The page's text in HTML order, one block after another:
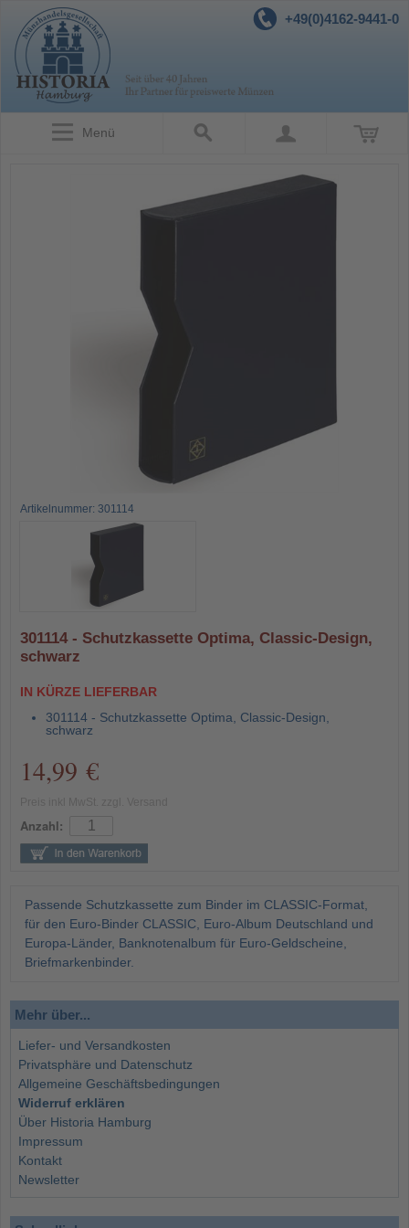
+49(0)4162-9441-0
Menü
Artikelnummer: 301114
301114 - Schutzkassette Optima, Classic-Design,
schwarz
IN KÜRZE LIEFERBAR
301114 - Schutzkassette Optima, Classic-Design,
schwarz
14,99 €
Anzahl:
Passende Schutzkassette zum Binder im CLASSIC-Format,
für den Euro-Binder CLASSIC, Euro-Album Deutschland und
Europa-Länder, Banknotenalbum für Euro-Geldscheine,
Briefmarkenbinder.
Mehr über...
Liefer- und Versandkosten
Privatsphäre und Datenschutz
Allgemeine Geschäftsbedingungen
Widerruf erklären
Über Historia Hamburg
Impressum
Kontakt
Newsletter